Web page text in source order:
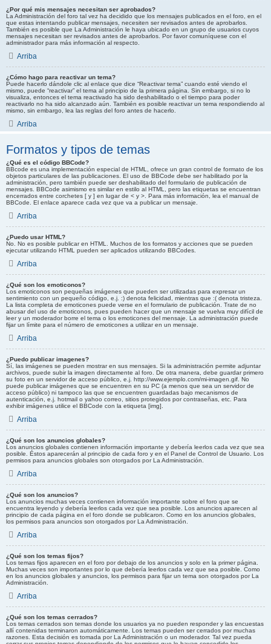
¿Por qué mis mensajes necesitan ser aprobados?
La Administración del foro tal vez ha decidido que los mensajes publicados en el foro, en el
que estas intentando publicar mensajes, necesiten ser revisados antes de aprobarlos.
También es posible que La Administración le haya ubicado en un grupo de usuarios cuyos
mensajes necesitan ser revisados antes de aprobarlos. Por favor comuníquese con el
administrador para más información al respecto.
Arriba
¿Cómo hago para reactivar un tema?
Puede hacerlo dándole clic al enlace que dice “Reactivar tema” cuando esté viendo el
mismo, puede “reactivar” el tema al principio de la primera página. Sin embargo, si no lo
visualiza, entonces el tema reactivado ha sido deshabilitado o el tiempo para poder
reactivarlo no ha sido alcanzado aún. También es posible reactivar un tema respondiendo al
mismo, sin embargo, lea las reglas del foro antes de hacerlo.
Arriba
Formatos y tipos de temas
¿Qué es el código BBCode?
BBcode es una implementación especial de HTML, ofrece un gran control de formato de los
objetos particulares de las publicaciones. El uso de BBCode debe ser habilitado por la
administración, pero también puede ser deshabilitado del formulario de publicación de
mensajes. BBCode asimismo es similar en estilo al HTML, pero las etiquetas se encuentran
encerrados entre corchetes [ y ] en lugar de < y >. Para más información, lea el manual de
BBCode. El enlace aparece cada vez que va a publicar un mensaje.
Arriba
¿Puedo usar HTML?
No. No es posible publicar en HTML. Muchos de los formatos y acciones que se pueden
ejecutar utilizando HTML pueden ser aplicados utilizando BBCodes.
Arriba
¿Qué son los emoticonos?
Los emoticonos son pequeñas imágenes que pueden ser utilizadas para expresar un
sentimiento con un pequeño código, e.j. :) denota felicidad, mientras que :( denota tristeza.
La lista completa de emoticones puede verse en el formulario de publicación. Trate de no
abusar del uso de emoticonos, pues pueden hacer que un mensaje se vuelva muy difícil de
leer y un moderador borre el tema o los emoticones del mensaje. La administración puede
fijar un límite para el número de emoticones a utilizar en un mensaje.
Arriba
¿Puedo publicar imagenes?
Sí, las imágenes se pueden mostrar en sus mensajes. Si la administración permite adjuntar
archivos, puede subir la imagen directamente al foro. De otra manera, debe guardar primero
su foto en un servidor de acceso público, e.j. http://www.ejemplo.com/mi-imagen.gif. No
puede publicar imágenes que se encuentren en su PC (a menos que sea un servidor de
acceso público) ni tampoco las que se encuentren guardadas bajo mecanismos de
autenticación, e.j. hotmail o yahoo correo, sitios protegidos por contraseñas, etc. Para
exhibir imágenes utilice el BBCode con la etiqueta [img].
Arriba
¿Qué son los anuncios globales?
Los anuncios globales contienen información importante y debería leerlos cada vez que sea
posible. Éstos aparecerán al principio de cada foro y en el Panel de Control de Usuario. Los
permisos para anuncios globales son otorgados por La Administración.
Arriba
¿Qué son los anuncios?
Los anuncios muchas veces contienen información importante sobre el foro que se
encuentra leyendo y debería leerlos cada vez que sea posible. Los anuncios aparecen al
principio de cada página en el foro donde se publicaron. Como en los anuncios globales,
los permisos para anuncios son otorgados por La Administración.
Arriba
¿Qué son los temas fijos?
Los temas fijos aparecen en el foro por debajo de los anuncios y solo en la primer página.
Muchas veces son importantes por lo que debería leerlos cada vez que sea posible. Como
en los anuncios globales y anuncios, los permisos para fijar un tema son otorgados por La
Administración.
Arriba
¿Qué son los temas cerrados?
Los temas cerrados son temas donde los usuarios ya no pueden responder y las encuestas
allí contenidas terminaron automáticamente. Los temas pueden ser cerrados por muchas
razones. Esta decisión es tomada por La Administración o un moderador. Tal vez pueda